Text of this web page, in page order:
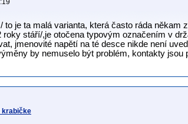
to je ta malá varianta, která často ráda někam
roky stáří/,je otočena typovým označením v
jmenovité napětí na té desce nikde není
by nemuselo být problém, kontakty
krabičke